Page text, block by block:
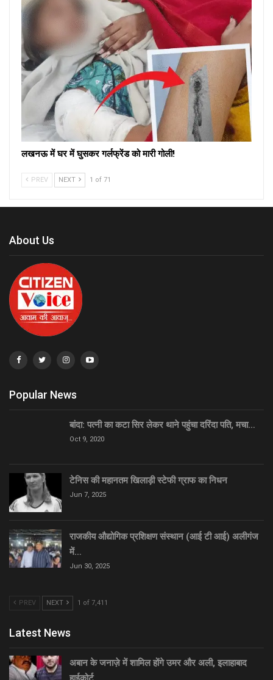
लखनऊ में घर में घुसकर गर्लफ्रेंड को मारी गोली!
PREV NEXT 1 of 71
About Us
Popular News
बांदा: पत्नी का कटा सिर लेकर थाने पहुंचा दरिंदा पति, मचा…
Oct 9, 2020
टेनिस की महानतम खिलाड़ी स्टेफी ग्राफ का निधन
Jun 7, 2025
राजकीय औद्योगिक प्रशिक्षण संस्थान (आई टी आई) अलीगंज
में…
Jun 30, 2025
PREV NEXT 1 of 7,411
Latest News
अबान के जनाज़े में शामिल होंगे उमर और अली, इलाहाबाद